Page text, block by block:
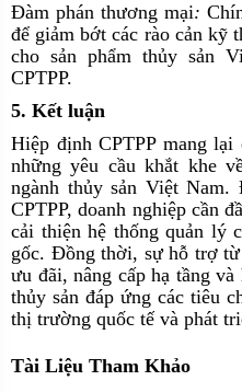
Đàm phán thương mại:
để giảm bớt các rào cản kỹ
cho sản phẩm thủy sản
CPTPP.
5. Kết luận
Hiệp định CPTPP mang
những yêu cầu khắt khe
ngành thủy sản Việt
CPTPP, doanh nghiệp cần
cải thiện hệ thống quản lý
gốc. Đồng thời, sự hỗ trợ từ
ưu đãi, nâng cấp hạ tầng
thủy sản đáp ứng các tiêu
thị trường quốc tế và phát
Tài Liệu Tham Khảo